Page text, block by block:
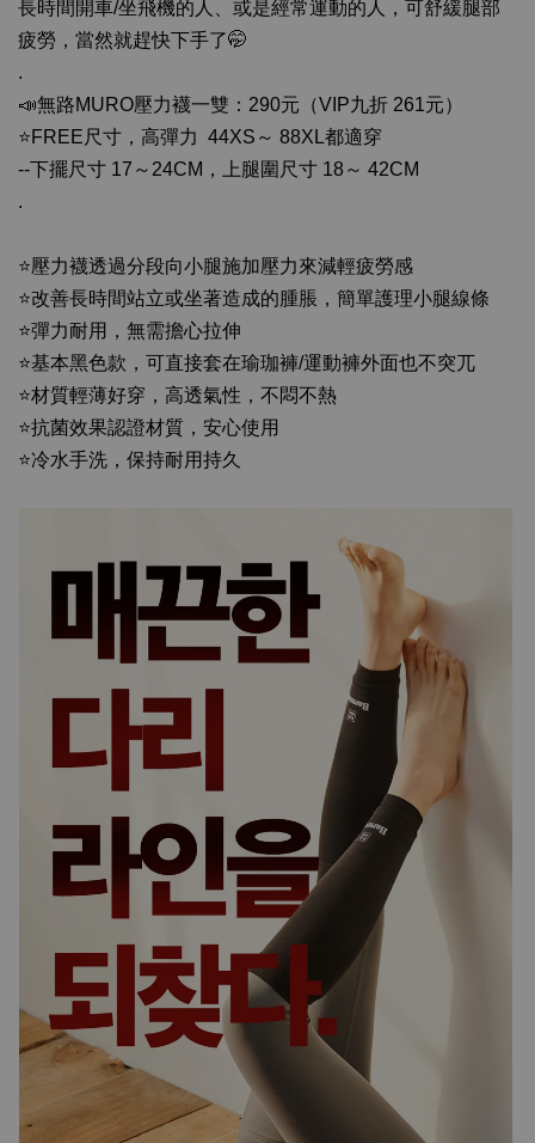
長時間開車/坐飛機的人、或是經常運動的人，可舒緩腿部
疲勞，當然就趕快下手了🤭
.
📣無路MURO壓力襪一雙： 290元（VIP九折 261元）
⭐️FREE 尺寸，高彈力 44XS ～ 88XL都適穿
--下擺尺寸 17 ～ 24CM ，上腿圍尺寸 18 ～ 42CM
.
⭐壓力襪透過分段向小腿施加壓力來減輕疲勞感
⭐改善長時間站立或坐著造成的腫脹，簡單護理小腿線條
⭐彈力耐用，無需擔心拉伸
⭐基本黑色款，可直接套在瑜珈褲/運動褲外面也不突兀
⭐材質輕薄好穿，高透氣性，不悶不熱
⭐抗菌效果認證材質，安心使用
⭐冷水手洗，保持耐用持久